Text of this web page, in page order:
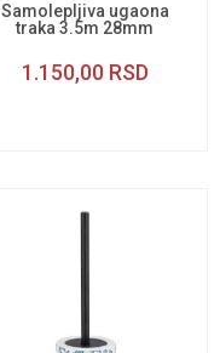
Samolepljiva ugaona
traka 3.5m 28mm
1.150,00 RSD